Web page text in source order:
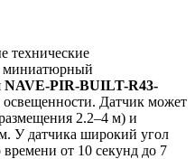
технические
миниатюрный
NAVE-PIR-BUILT-R43-
Датчик может
2.2–4 м) и
У датчика широкий угол
от 10 секунд до 7